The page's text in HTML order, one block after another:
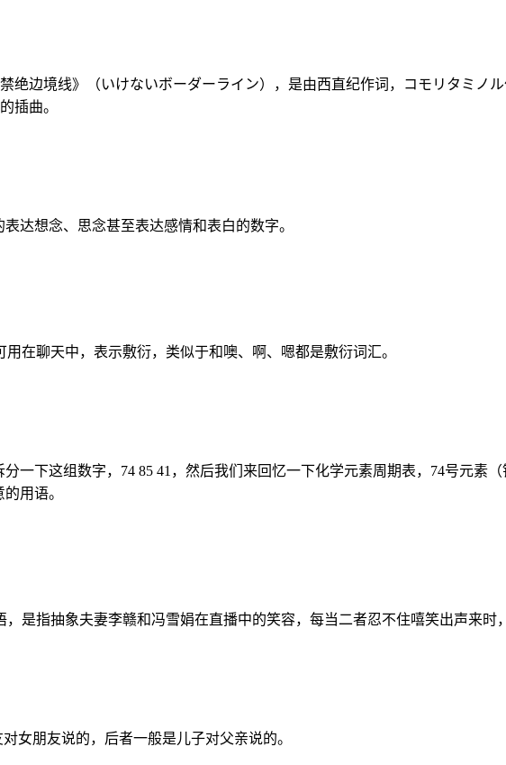
边境线》（いけないボーダーライン），是由西直纪作词，コモリタミノ
插曲。
达想念、思念甚至表达感情和表白的数字。
在聊天中，表示敷衍，类似于和噢、啊、嗯都是敷衍词汇。
一下这组数字，74 85 41，然后我们来回忆一下化学元素周期表，74号元素
用语。
是指抽象夫妻李赣和冯雪娟在直播中的笑容，每当二者忍不住嘻笑出声来时
女朋友说的，后者一般是儿子对父亲说的。